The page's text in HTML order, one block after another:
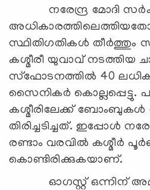
നരേന്ദ്ര മോദി
സ്ഥിതിഗതികള്‍ തീര്‍ത്തും
കശ്മീരീ യുവാവ് നടത്തിയ
സ്ഫോടനത്തില്‍ 40
സൈനികര്‍ കൊല്ലപ്പെട്ടു.
കശ്മീരിലേക്ക് ബോംബുകള്‍
തിരിച്ചടിച്ചത്. ഇപ്പോള്‍
രണ്ടാം വരവില്‍ കശ്മീര്‍
കൊണ്ടിരിക്കുകയാണ്.
ഓഗസ്റ്റ് ഒന്നിന്